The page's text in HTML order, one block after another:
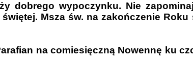
dobrego wypoczynku. Nie
Msza św. na zakończenie
na comiesięczną Nowennę ku